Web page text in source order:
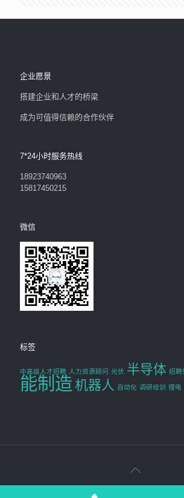
企业愿景
搭建企业和人才的桥梁
成为可值得信赖的合作伙伴
7*24小时服务热线
18923740963
15817450215
微信
标签
中高级人才招聘 人力资源顾问 光伏 半导体 招聘
能制造 机器人 自动化 调研培训 锂电